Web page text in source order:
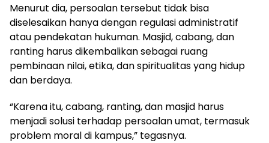
Menurut dia, persoalan tersebut tidak bisa
diselesaikan hanya dengan regulasi administratif
atau pendekatan hukuman. Masjid, cabang, dan
ranting harus dikembalikan sebagai ruang
pembinaan nilai, etika, dan spiritualitas yang hidup
dan berdaya.
“Karena itu, cabang, ranting, dan masjid harus
menjadi solusi terhadap persoalan umat, termasuk
problem moral di kampus,” tegasnya.